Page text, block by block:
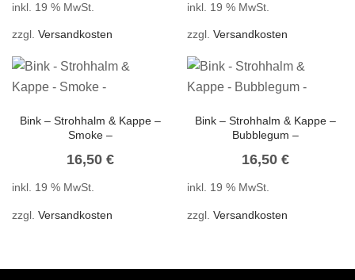
inkl. 19 % MwSt.
zzgl. Versandkosten
inkl. 19 % MwSt.
zzgl. Versandkosten
Bink – Strohhalm & Kappe –
Smoke –
16,50 €
inkl. 19 % MwSt.
zzgl. Versandkosten
Bink – Strohhalm & Kappe –
Bubblegum –
16,50 €
inkl. 19 % MwSt.
zzgl. Versandkosten